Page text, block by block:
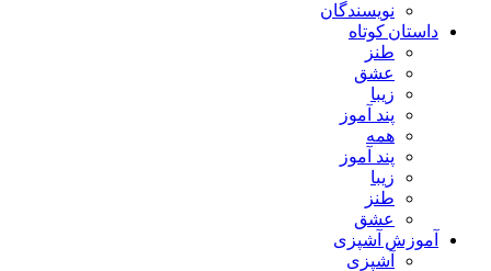
نویسندگان
داستان کوتاه
طنز
عشق
زیبا
پند آموز
همه
پند آموز
زیبا
طنز
عشق
آموزش آشپزی
آشپزی